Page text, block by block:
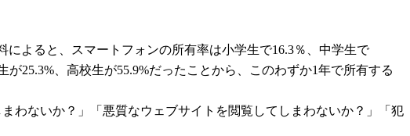
よると、スマートフォンの所有率は小学生で16.3％、中学生で
25.3%、高校生が55.9%だったことから、このわずか1年で所有する
わないか？」「悪質なウェブサイトを閲覧してしまわないか？」「犯